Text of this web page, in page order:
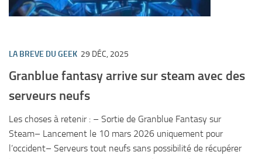
LA BREVE DU GEEK 29 DÉC, 2025
Granblue fantasy arrive sur steam avec des
serveurs neufs
Les choses à retenir : – Sortie de Granblue Fantasy sur
Steam– Lancement le 10 mars 2026 uniquement pour
l’occident– Serveurs tout neufs sans possibilité de récupérer